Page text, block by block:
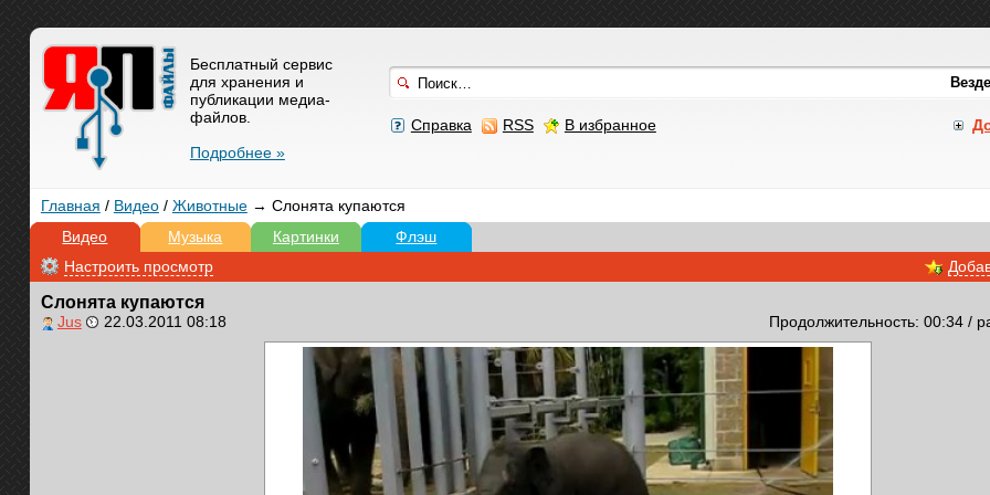
Справка RSS В избранное
Бесплатный сервис
для хранения и
публикации медиа-
файлов.
Подробнее »
Главная / Видео/ Животные→ Слонята купаются
Видео
Музыка Картинки Флэш
Настроить просмотр
Слонята купаются
Jus 22.03.2011 08:18 Продолжительность: 00:34 /